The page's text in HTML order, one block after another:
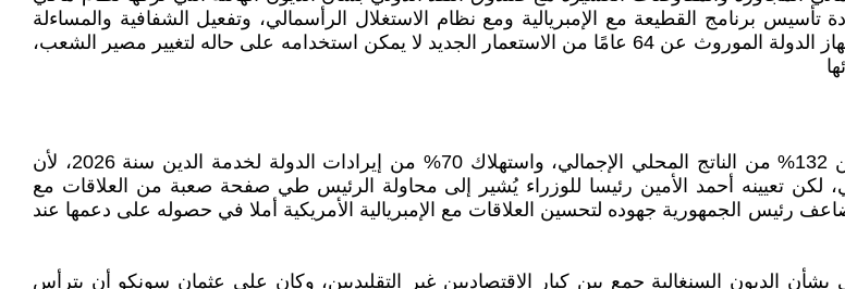
برنامج القطيعة مع الإمبريالية ومع نظام الاستغلال الرأسمالي، وتفعيل الشفافية والمساءلة
بشكل إنفاق المال العام، وبشأن تنفيذ الوُعُود الإنتخابية، وأظهرت التجربة أن جهاز الدولة الموروث عن 64 عامًا من الاستعمار الجديد لا يمكن استخدامه على حاله لتغيير مصير الشعب،
تُهدّد الأوضاع الحالية في السنغال بتلاشي فُرص التغيير الجذري مع بلوغ الدين 132% من الناتج المحلي الإجمالي، واستهلاك 70% من إيرادات الدولة لخدمة الدين سنة 2026، لأن
لكن تعيينه أحمد الأمين رئيسا للوزراء يُشير إلى محاولة الرئيس طي صفحة صعبة من العلاقات مع
رئيس الجمهورية جهوده لتحسين العلاقات مع الإمبريالية الأمريكية أملا في حصوله على دعمها عند
السنغال، يَوْمَيْ 12 و 13 أيار/مايو 2026، مؤتمر دولي بشأن الديون السنغالية جمع بين كبار الاقتصاديين غير التقليديين، وكان على عثمان سونكو أن يترأس